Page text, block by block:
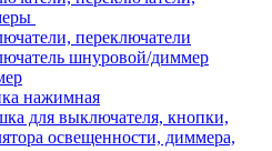
переключатели
шнуровой/диммер
нажимная
для выключателя, кнопки,
освещенности, диммера,